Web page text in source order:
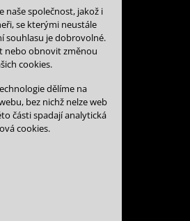
Na tento den nelze podávat
(Google)
na našem webu
vše
naše společnost, jakož i
se kterými neustále
souhlasu je dobrovolné.
nebo obnovit změnou
cookies.
dělíme na
bez nichž nelze web
části spadají analytická
cookies.